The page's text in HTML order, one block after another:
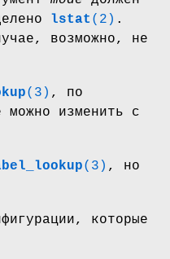
lstat (2) .
возможно, не
(3) , по
можно изменить с
(3) , но
которые